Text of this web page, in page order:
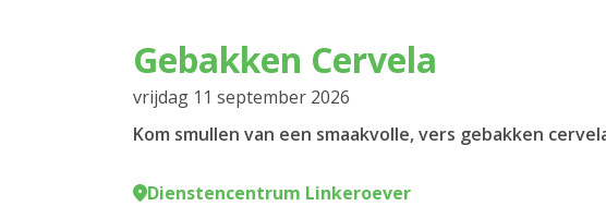
Gebakken Cervela
vrijdag 11 september 2026
Kom smullen van een smaakvolle, vers gebakken
Dienstencentrum Linkeroever